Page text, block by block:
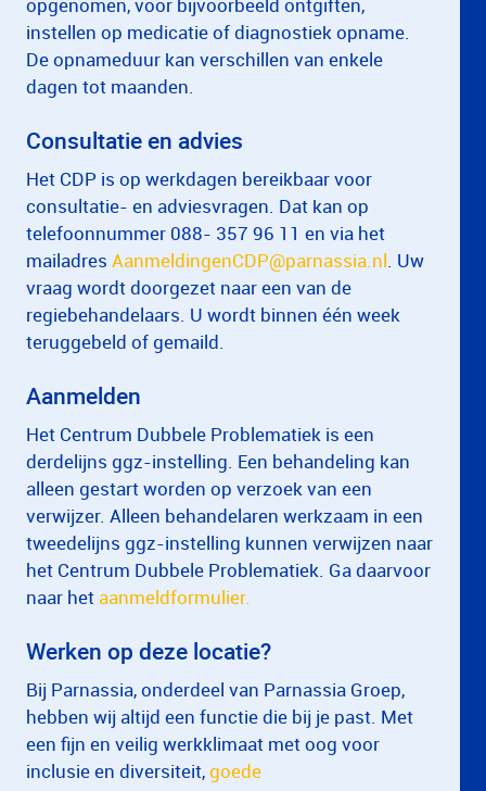
instellen op medicatie of diagnostiek opname.
De opnameduur kan verschillen van enkele
dagen tot maanden.
Consultatie en advies
Het CDP is op werkdagen bereikbaar voor
consultatie- en adviesvragen. Dat kan op
telefoonnummer 088- 357 96 11 en via het
mailadres AanmeldingenCDP@parnassia.nl. Uw
vraag wordt doorgezet naar een van de
regiebehandelaars. U wordt binnen één week
teruggebeld of gemaild.
Aanmelden
Het Centrum Dubbele Problematiek is een
derdelijns ggz-instelling. Een behandeling kan
alleen gestart worden op verzoek van een
verwijzer. Alleen behandelaren werkzaam in een
tweedelijns ggz-instelling kunnen verwijzen naar
het Centrum Dubbele Problematiek. Ga daarvoor
naar het aanmeldformulier.
Werken op deze locatie?
Bij Parnassia, onderdeel van Parnassia Groep,
hebben wij altijd een functie die bij je past. Met
een fijn en veilig werkklimaat met oog voor
inclusie en diversiteit, goede